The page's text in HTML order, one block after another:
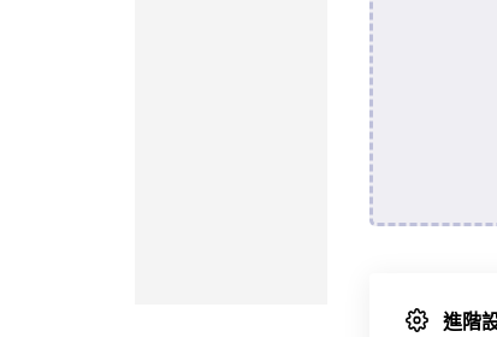
進階